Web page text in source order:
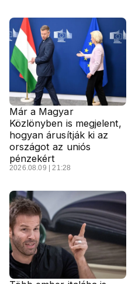
Már a Magyar
Közlönyben is megjelent,
hogyan árusítják ki az
országot az uniós
pénzekért
2026.08.09 | 21:28